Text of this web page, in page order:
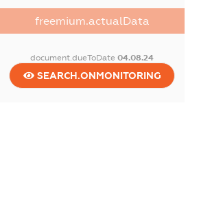
freemium.actualData
document.dueToDate04.08.24
SEARCH.ONMONITORING